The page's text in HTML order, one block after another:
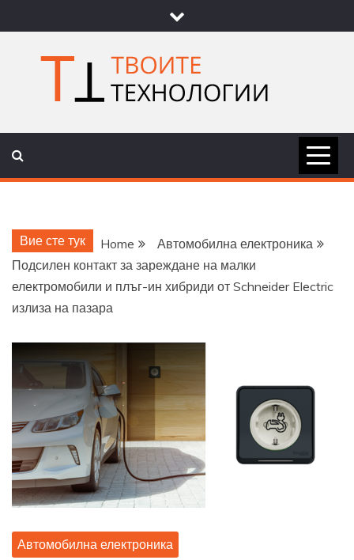
to
content
ТВОИТЕ
Вие сте тук Home
Автомобилна електроника
Подсилен контакт за зареждане на малки
електромобили и плъг-ин хибриди от Schneider Electric
излиза на пазара
Автомобилна електроника